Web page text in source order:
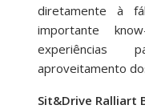
diretamente à
importante
experiências
aproveitamento
Sit&Drive Ralliart